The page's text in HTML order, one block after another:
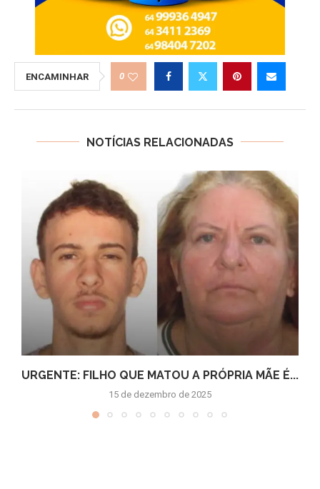
ENCAMINHAR 0
NOTÍCIAS RELACIONADAS
URGENTE: FILHO QUE MATOU A PRÓPRIA MÃE É...
15 de dezembro de 2025